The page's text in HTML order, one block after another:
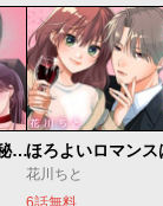
ゼロ婚 ～甘くキケンな極秘任務～ほろよいロマンス
花川ちと
6話無料